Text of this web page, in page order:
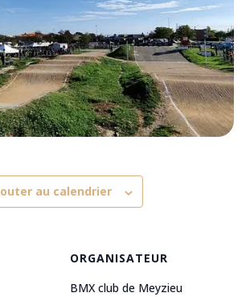
au calendrier
ORGANISATEUR
BMX club de Meyzieu